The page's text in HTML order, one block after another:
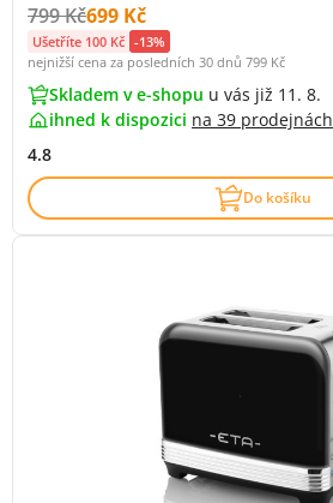
Původní cena s DPH:
799 KčCena s DPH:
699 Kč
Ušetříte 100 Kč -13%
nejnižší cena za posledních 30 dnů 799 Kč
Skladem v e-shopu u vás již 11. 8.
ihned k dispozici na 39 prodejnách
4.8
Do košíku